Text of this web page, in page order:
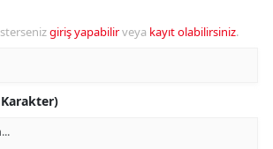
giriş yapabilirveya kayıt olabilirsiniz.
Karakter)